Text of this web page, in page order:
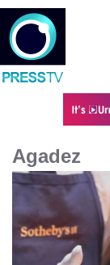
Agadez